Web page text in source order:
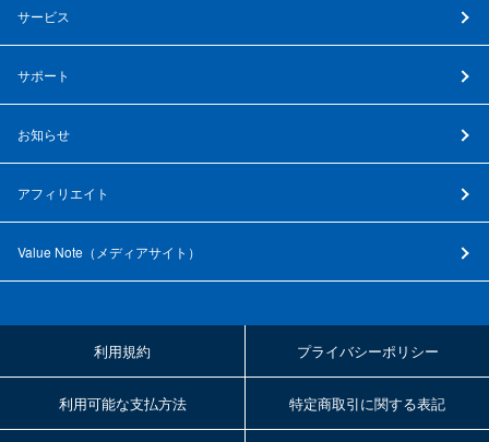
サービス
サポート
お知らせ
アフィリエイト
Value Note（ メディアサイト ）
利用規約 プライバシーポリシー
利用可能な支払方法 特定商取引に関する表記